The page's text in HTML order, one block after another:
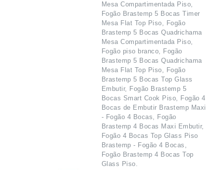
Mesa Compartimentada Piso,
Fogão Brastemp 5 Bocas Timer
Mesa Flat Top Piso, Fogão
Brastemp 5 Bocas Quadrichama
Mesa Compartimentada Piso,
Fogão piso branco, Fogão
Brastemp 5 Bocas Quadrichama
Mesa Flat Top Piso, Fogão
Brastemp 5 Bocas Top Glass
Embutir, Fogão Brastemp 5
Bocas Smart Cook Piso, Fogão 4
Bocas de Embutir Brastemp Maxi
- Fogão 4 Bocas, Fogão
Brastemp 4 Bocas Maxi Embutir,
Fogão 4 Bocas Top Glass Piso
Brastemp - Fogão 4 Bocas,
Fogão Brastemp 4 Bocas Top
Glass Piso.